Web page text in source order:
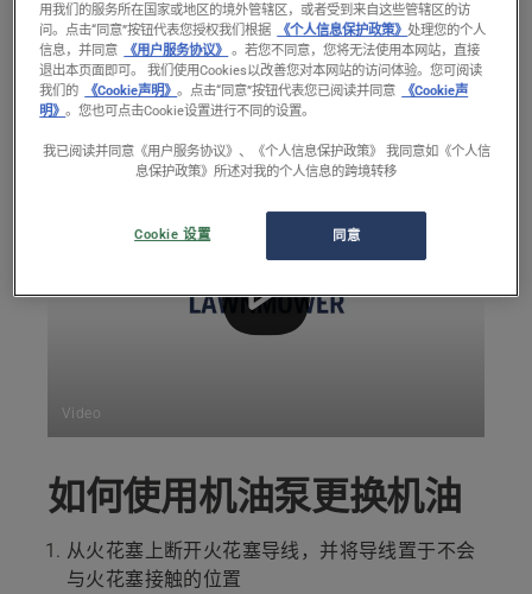
视频中都有介绍。
在倾斜割草机排放机油之前，请先运行引擎以清空
燃油箱，直至燃油箱为空。
Video
如何使用机油泵更换机油
从火花塞上断开火花塞导线，并将导线置于不会
与火花塞接触的位置
用我们的服务所在国家或地区的境外管辖区，或者受到来自这些管辖区的访
问。 点击“同意”按钮代表您授权我们根据 《个人信息保护政策》 处理您的个人
信息，并同意
《用户服务协议》 。若您不同意，您将无法使用本网站，直接
退出本页面即可。 我们使用Cookies以改善您对本网站的访问体验。您可阅读
我们的
《Cookie声明》。点击“同意”按钮代表您已阅读并同意
《Cookie声
明》。您也可点击Cookie设置进行不同的设置。
我已阅读并同意《用户服务协议》、《个人信息保护政策》 我同意如《个人信
息保护政策》所述对我的个人信息的跨境转移
同意
Cookie 设置